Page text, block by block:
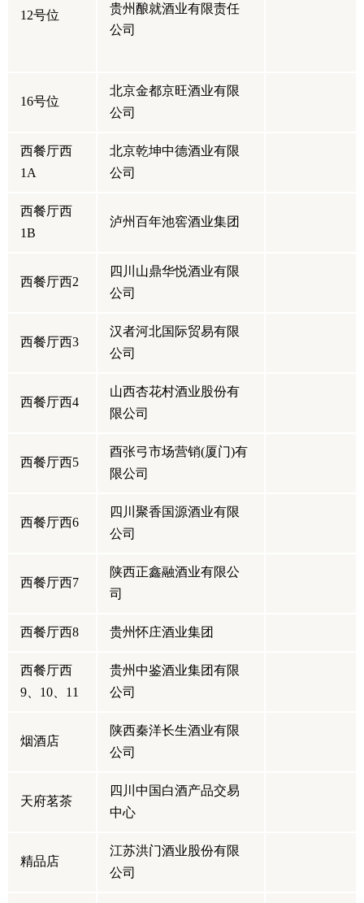
12号位
贵州酿就酒业有限责任
公司
16号位
北京金都京旺酒业有限
公司
西餐厅西
1A
北京乾坤中德酒业有限
公司
西餐厅西
1B
泸州百年池窖酒业集团
西餐厅西2
四川山鼎华悦酒业有限
公司
西餐厅西3
汉者河北国际贸易有限
公司
西餐厅西4
山西杏花村酒业股份有
限公司
西餐厅西5
酉张弓市场营销(厦门)有
限公司
西餐厅西6
四川聚香国源酒业有限
公司
西餐厅西7
陕西正鑫融酒业有限公
司
西餐厅西8 贵州怀庄酒业集团
西餐厅西
9、10、11
贵州中鉴酒业集团有限
公司
烟酒店
陕西秦洋长生酒业有限
公司
天府茗茶
四川中国白酒产品交易
中心
精品店
江苏洪门酒业股份有限
公司